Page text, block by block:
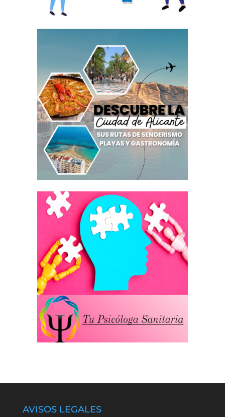
AVISOS LEGALES